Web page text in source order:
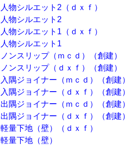
人物シルエット2（ｄｘｆ）
人物シルエット2
人物シルエット1（ｄｘｆ）
人物シルエット1
ノンスリップ（ｍｃｄ）（創建）
ノンスリップ（ｄｘｆ）（創建）
入隅ジョイナー（ｍｃｄ）（創建）
入隅ジョイナー（ｄｘｆ）（創建）
出隅ジョイナー（ｍｃｄ）（創建）
出隅ジョイナー（ｄｘｆ）（創建）
軽量下地（壁）（ｄｘｆ）
軽量下地（壁）